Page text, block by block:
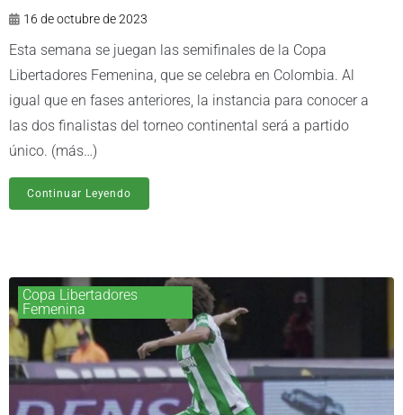
16 de octubre de 2023
Esta semana se juegan las semifinales de la Copa
Libertadores Femenina, que se celebra en Colombia. Al
igual que en fases anteriores, la instancia para conocer a
las dos finalistas del torneo continental será a partido
único. (más…)
Continuar Leyendo
Copa Libertadores
Femenina